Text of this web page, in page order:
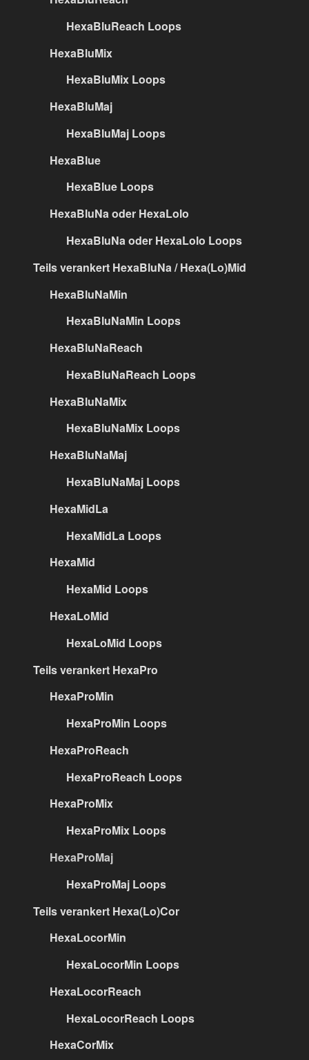
HexaBluReach Loops
HexaBluMix
HexaBluMix Loops
HexaBluMaj
HexaBluMaj Loops
HexaBlue
HexaBlue Loops
HexaBluNa oder HexaLolo
HexaBluNa oder HexaLolo Loops
Teils verankert HexaBluNa / Hexa(Lo)Mid
HexaBluNaMin
HexaBluNaMin Loops
HexaBluNaReach
HexaBluNaReach Loops
HexaBluNaMix
HexaBluNaMix Loops
HexaBluNaMaj
HexaBluNaMaj Loops
HexaMidLa
HexaMidLa Loops
HexaMid
HexaMid Loops
HexaLoMid
HexaLoMid Loops
Teils verankert HexaPro
HexaProMin
HexaProMin Loops
HexaProReach
HexaProReach Loops
HexaProMix
HexaProMix Loops
HexaProMaj
HexaProMaj Loops
Teils verankert Hexa(Lo)Cor
HexaLocorMin
HexaLocorMin Loops
HexaLocorReach
HexaLocorReach Loops
HexaCorMix